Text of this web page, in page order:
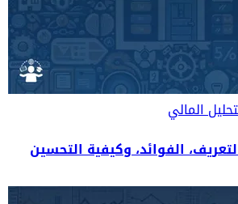
المالي
الفوائد، وكيفية التحسين